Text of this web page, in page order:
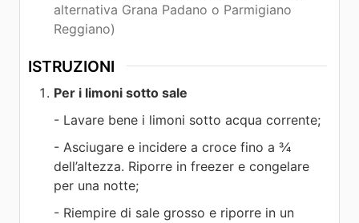
alternativa Grana Padano o Parmigiano
Reggiano)
ISTRUZIONI
Per i limoni sotto sale
- Lavare bene i limoni sotto acqua corrente;
- Asciugare e incidere a croce fino a 3⁄4
dell’altezza. Riporre in freezer e congelare
per una notte;
- Riempire di sale grosso e riporre in un